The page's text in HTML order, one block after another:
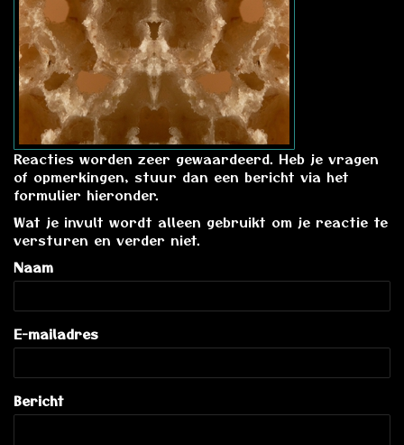
Reacties worden zeer gewaardeerd. Heb je vragen
of opmerkingen, stuur dan een bericht via het
formulier hieronder.
Wat je invult wordt alleen gebruikt om je reactie te
versturen en verder niet.
Naam
E-mailadres
Bericht